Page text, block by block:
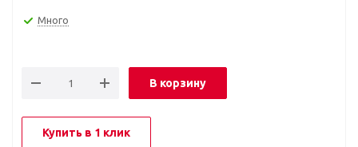
Много
В корзину
Купить в 1 клик